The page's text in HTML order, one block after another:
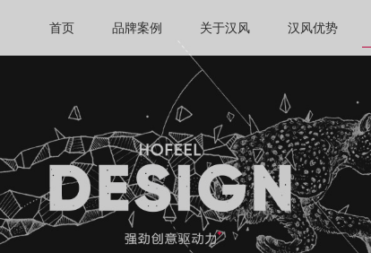
首页 品牌案例 关于汉风 汉风优势